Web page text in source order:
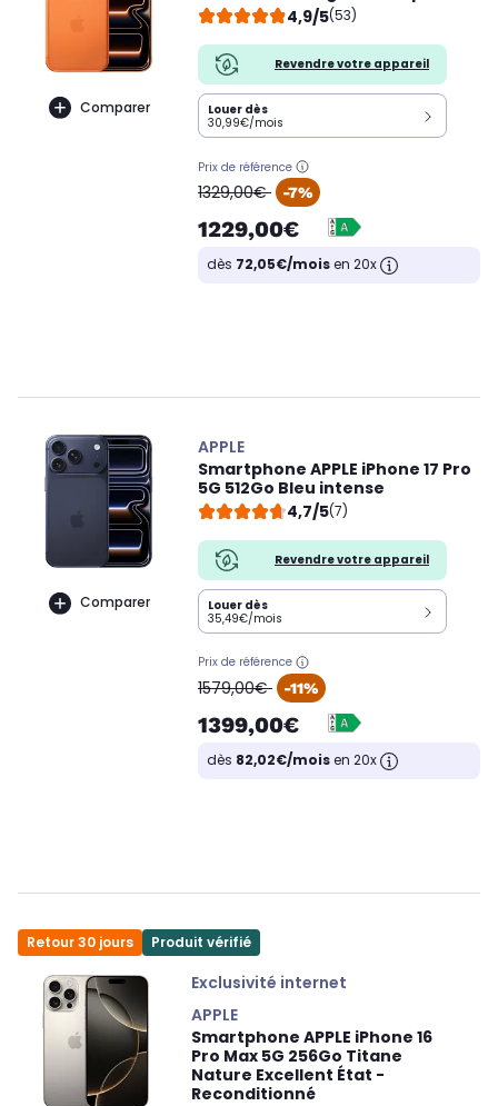
Comparer
4,9/5(53)
Revendre votre appareil
Louer dès
30,99€/mois
Prix de référence
oldPrice
1329,00€ -7%
1229,00€
dès 72,05€/moisen 20x
Comparer
APPLE
Smartphone APPLE iPhone 17 Pro
5G 512Go Bleu intense
4,7/5(7)
Revendre votre appareil
Louer dès
35,49€/mois
Prix de référence
oldPrice
1579,00€ -11%
1399,00€
dès 82,02€/moisen 20x
Retour 30 jours Produit vérifié
Exclusivité internet
APPLE
Smartphone APPLE iPhone 16
Pro Max 5G 256Go Titane
Nature Excellent État -
Reconditionné